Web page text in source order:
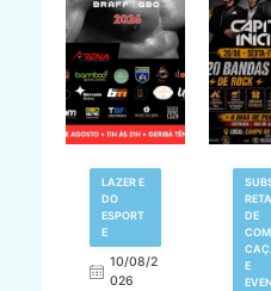
LAZER E
DO
ESPORT
E
10/08/2
026
DE
E